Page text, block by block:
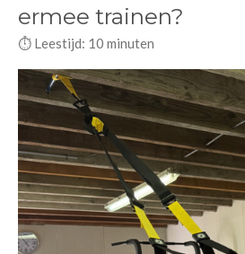
ermee trainen?
⏱️ Leestijd: 10 minuten